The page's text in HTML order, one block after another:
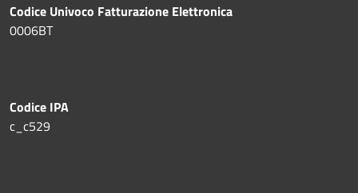
Codice Univoco Fatturazione Elettronica
0006BT
Codice IPA
c_c529